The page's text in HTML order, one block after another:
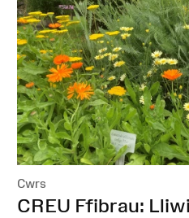
Cwrs
:CREU Ffibrau: